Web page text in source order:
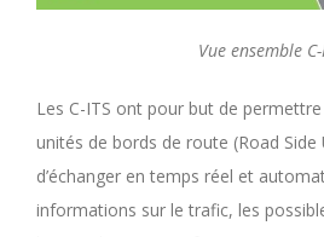
Vue ensemble C-
Les C-ITS ont pour but de
unités de bords de route (Road Side
d’échanger en temps réel et
informations sur le trafic, les